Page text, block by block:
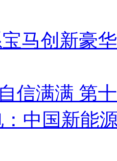
马创新豪
信满满 第
：中国新能